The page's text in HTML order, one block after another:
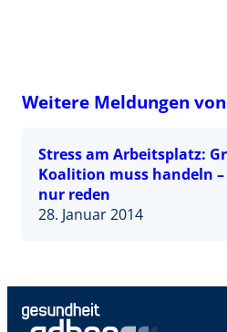
Weitere Meldungen
Stress am Arbeitsplatz:
Koalition muss handeln
nur reden
28. Januar 2014